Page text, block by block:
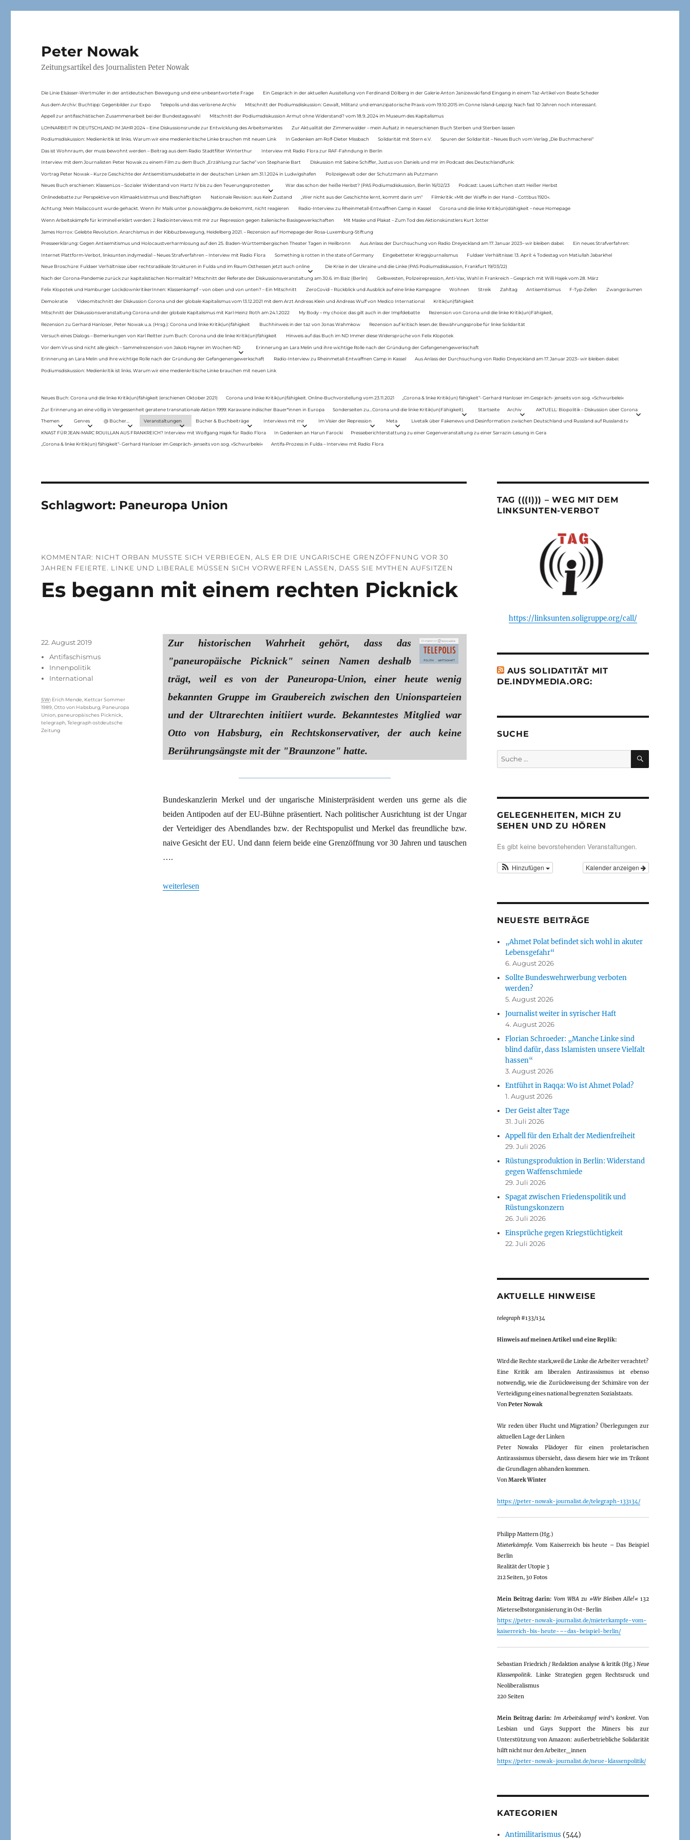
Peter Nowak
Zeitungsartikel des Journalisten Peter Nowak
Die Linie Elsässer-Wertmüller in der antideutschen Bewegung und eine unbeantwortete Frage Ein Gespräch in der aktuellen Ausstellung von Ferdinand Dölberg in der Galerie Anton Janizewski fand Eingang in einem Taz-Artikel von Beate Scheder
Aus dem Archiv: Buchtipp: Gegenbilder zur Expo Telepolis und das verlorene Archiv Mitschnitt der Podiumsdiskussion: Gewalt, Militanz und emanzipatorische Praxis vom 19.10.2015 im Conne Island-Leipzig: Nach fast 10 Jahren noch interessant.
Appell zur antifaschistischen Zusammenarbeit bei der Bundestagswahl Mitschnitt der Podiumsdiskussion Armut ohne Widerstand? vom 18.9..2024 im Museum des Kapitalismus
LOHNARBEIT IN DEUTSCHLAND IM JAHR 2024 – Eine Diskussionsrunde zur Entwicklung des Arbeitsmarktes Zur Aktualität der Zimmerwalder – mein Aufsatz in neuerschienen Buch Sterben und Sterben lassen
Podiumsdiskussion: Medienkritik ist links. Warum wir eine medienkritische Linke brauchen mit neuen Link In Gedenken am Rolf-Dieter Missbach Solidarität mit Stern e.V. Spuren der Solidarität – Neues Buch vom Verlag „Die Buchmacherei“
Das ist Wohnraum, der muss bewohnt werden – Beitrag aus dem Radio Stadtfilter Winterthur Interview mit Radio Flora zur RAF-Fahndung in Berlin
Interview mit dem Journalisten Peter Nowak zu einem Film zu dem Buch „Erzählung zur Sache“ von Stephanie Bart Diskussion mit Sabine Schiffer, Justus von Daniels und mir im Podcast des Deutschlandfunk:
Vortrag Peter Nowak – Kurze Geschichte der Antisemitismusdebatte in der deutschen Linken am 31.1.2024 in Ludwigshafen Polizeigewalt oder der Schutzmann als Putzmann
Neues Buch erschienen: KlassenLos – Sozialer Widerstand von Hartz IV bis zu den Teuerungsprotesten War das schon der heiße Herbst? (PAS Podiumsdiskussion, Berlin 16/02/23 Podcast: Laues Lüftchen statt Heißer Herbst
Onlinedebatte zur Perspektive von Klimaaktivistmus und Beschäftigten Nationale Revision: aus Kein Zustand „Wer nicht aus der Geschichte lernt, kommt darin um“ Filmkritik: »Mit der Waffe in der Hand – Cottbus 1920«.
Achtung: Mein Mailaccount wurde gehackt. Wenn ihr Mails unter p.nowak@gmx.de bekommt, nicht reagieren Radio-Interview zu Rheinmetall-Entwaffnen Camp in Kassel Corona und die linke Kritik(un)dähigkeit – neue Homepage
Wenn Arbeitskämpfe für kriminell erklärt werden: 2 Radiointerviews mit mir zur Repression gegen italienische Basisgewerkschaften Mit Maske und Plakat – Zum Tod des Aktionskünstlers Kurt Jotter
James Horrox: Gelebte Revolution. Anarchismus in der Kibbuzbewegung, Heidelberg 2021. – Rezension auf Homepage der Rosa-Luxemburg-Stiftung
Presseerklärung: Gegen Antisemitismus und Holocaustverharmlosung auf den 25. Baden-Württembergischen Theater Tagen in Heilbronn Aus Anlass der Durchsuchung von Radio Dreyeckland am 17.Januar 2023– wir bleiben dabei: Ein neues Strafverfahren:
Internet Plattform-Verbot, linksunten.indymedia1 – Neues Strafverfahren – Interview mit Radio Flora Something is rotten in the state of Germany Eingebetteter Kriegsjournalismus Fuldaer Verhältnisse: 13. April: 4 Todestag von Matiul­lah Jabarkhel
Neue Broschüre: Fuldaer Verhältnisse über rechtsradikale Strukturen in Fulda und im Raum Osthessen jetzt auch online Die Krise in der Ukraine und die Linke (PAS Podiumsdiskussion, Frankfurt 19/03/22)
Nach der Corona-Pandemie zurück zur kapitalistischen Normalität? Mitschnitt der Referate der Diskussionsveranstaltung am 30.6. im Baiz (Berlin) Gelbwesten, Polizeirepression, Anti-Vax, Wahl in Frankreich – Gespräch mit Willi Hajek vom 28. März
Felix Klopotek und Hamburger LockdownkritikerInnen: Klassenkampf – von oben und von unten? – Ein Mitschnitt ZeroCovid – Rückblick und Ausblick auf eine linke Kampagne Wohnen Streik Zahltag Antisemitismus F-Typ-Zellen Zwangsräumen
Demokratie Videomitschnitt der Diskussion Corona und der globale Kapitalismus vom 13.12.2021 mit dem Arzt Andreas Klein und Andreas Wulf von Medico International Kritik(un)fähigkeit
Mitschnitt der Diskussionsveranstaltung Corona und der globale Kapitalismus mit Karl-Heinz Roth am 24.1.2022 My Body – my choice: das gilt auch in der Impfdebatte Rezension von Corona und die linke Kritik(un)Fähigkeit,
Rezension zu Gerhard Hanloser, Peter Nowak u.a. (Hrsg.): Corona und linke Kritik(un)fähigkeit Buchhinweis in der taz von Jonas Wahmkow Rezension auf kritisch lesen.de: Bewährungsprobe für linke Solidarität
Versuch eines Dialogs – Bemerkungen von Karl Reitter zum Buch: Corona und die linke Kritik(un)fähigkeit Hinweis auf das Buch im ND Immer diese Widersprüche von Felix Klopotek
Vor dem Virus sind nicht alle gleich – Sammelrezension von Jakob Hayner im Wochen-ND Erinnerung an Lara Melin und ihre wichtige Rolle nach der Gründung der Gefangenengewerkschaft
Erinnerung an Lara Melin und ihre wichtige Rolle nach der Gründung der Gefangenengewerkschaft Radio-Interview zu Rheinmetall-Entwaffnen Camp in Kassel Aus Anlass der Durchsuchung von Radio Dreyeckland am 17.Januar 2023– wir bleiben dabei:
Podiumsdiskussion: Medienkritik ist links. Warum wir eine medienkritische Linke brauchen mit neuen Link
Neues Buch: Corona und die linke Kritik(un)fähigkeit (erschienen Oktober 2021) Corona und linke Kritik(un)fähigkeit. Online-Buchvorstellung vom 23.11.2021 „Corona & linke Kritik(un) fähigkeit“- Gerhard Hanloser im Gespräch- jenseits von sog. »Schwurbelei«
Zur Erinnerung an eine völlig in Vergessenheit geratene transnationale Aktion 1999: Karawane indischer Bauer*innen in Europa Sonderseiten zu…Corona und die linke Kritik(un)Fähigkeit). Startseite Archiv AKTUELL: Biopolitik – Diskussion über Corona
Themen Genres @ Bücher… Veranstaltungen Bücher & Buchbeiträge Interviews mit mir Im Visier der Repression Meta Livetalk über Fakenews und Desinformation zwischen Deutschland und Russland auf Russland.tv
KNAST FÜR JEAN-MARC ROUILLAN AUS FRANKREICH? Interview mit Wolfgang Hajek für Radio Flora In Gedenken an Harun Farocki Presseberichterstattung zu einer Gegenveranstaltung zu einer Sarrazin-Lesung in Gera
„Corona & linke Kritik(un) fähigkeit“- Gerhard Hanloser im Gespräch- jenseits von sog. »Schwurbelei« Antifa-Prozess in Fulda – Interview mit Radio Flora
Schlagwort: Paneuropa Union
KOMMENTAR: NICHT ORBAN MUSSTE SICH VERBIEGEN, ALS ER DIE UNGARISCHE GRENZÖFFNUNG VOR 30
JAHREN FEIERTE. LINKE UND LIBERALE MÜSSEN SICH VORWERFEN LASSEN, DASS SIE MYTHEN AUFSITZEN
Es begann mit einem rechten Picknick
Zur historischen Wahrheit gehört, dass das
"paneuropäische Picknick" seinen Namen deshalb
trägt, weil es von der Paneuropa-Union, einer heute wenig
bekannten Gruppe im Graubereich zwischen den Unionsparteien
und der Ultrarechten initiiert wurde. Bekanntestes Mitglied war
Otto von Habsburg, ein Rechtskonservativer, der auch keine
Berührungsängste mit der "Braunzone" hatte.
Bundeskanzlerin Merkel und der ungarische Ministerpräsident werden uns gerne als die
beiden Antipoden auf der EU-Bühne präsentiert. Nach politischer Ausrichtung ist der Ungar
der Verteidiger des Abendlandes bzw. der Rechtspopulist und Merkel das freundliche bzw.
naive Gesicht der EU. Und dann feiern beide eine Grenzöffnung vor 30 Jahren und tauschen
….
„Es begann mit einem rechten Picknick“
weiterlesen
Veröffentlicht
22. August 2019
Kategorien
Antifaschismus
Innenpolitik
International
Schlagwörter
SW: Erich Mende Kettcar Sommer
1989 ,Otto von Habsburg Paneuropa
Union paneuropäisches Picknick
telegraph ,Telegraph ostdeutsche
Zeitung
TAG (((I))) – WEG MIT DEM
LINKSUNTEN-VERBOT
https://linksunten.soligruppe.org/call/
AUS SOLIDATITÄT MIT
DE.INDYMEDIA.ORG:
SUCHE
Suche
nach:
SUCHEN
GELEGENHEITEN, MICH ZU
SEHEN UND ZU HÖREN
Es gibt keine bevorstehenden Veranstaltungen.
Kalender anzeigen
Hinzufügen
NEUESTE BEITRÄGE
„Ahmet Polat befindet sich wohl in akuter
Lebensgefahr“
6. August 2026
Sollte Bundeswehrwerbung verboten
werden?
5. August 2026
Journalist weiter in syrischer Haft
4. August 2026
Florian Schroeder: „Manche Linke sind
blind dafür, dass Islamisten unsere Vielfalt
hassen“
3. August 2026
Entführt in Raqqa: Wo ist Ahmet Polad?
1. August 2026
Der Geist alter Tage
31. Juli 2026
Appell für den Erhalt der Medienfreiheit
29. Juli 2026
Rüstungsproduktion in Berlin: Widerstand
gegen Waffenschmiede
29. Juli 2026
Spagat zwischen Friedenspolitik und
Rüstungskonzern
26. Juli 2026
Einsprüche gegen Kriegstüchtigkeit
22. Juli 2026
AKTUELLE HINWEISE
telegraph#133/134
Hinweis auf meinen Artikel und eine Replik:
Wird die Rechte stark,weil die Linke die Arbeiter verachtet?
Eine Kritik am liberalen Antirassismus ist ebenso
notwendig, wie die Zurückweisung der Schimäre von der
Verteidigung eines national begrenzten Sozialstaats.
VonPeter Nowak
Wir reden über Flucht und Migration? Überlegungen zur
aktuellen Lage der Linken
Peter Nowaks Plädoyer für einen proletarischen
Antirassismus übersieht, dass diesem hier wie im Trikont
die Grundlagen abhanden kommen.
VonMarek Winter
https://peter-nowak-journalist.de/telegraph-133134/
Philipp Mattern (Hg.)
Mieterkämpfe. Vom Kaiserreich bis heute – Das Beispiel
Berlin
Realität der Utopie 3
212 Seiten, 30 Fotos
Mein Beitrag darin: Vom WBA zu »Wir Bleiben Alle!«132
Mieterselbstorganisierung in Ost-Berlin
https://peter-nowak-journalist.de/mieterkampfe-vom-
kaiserreich-bis-heute-–-das-beispiel-berlin/
Sebastian Friedrich / Redaktion analyse & kritik (Hg.) Neue
Klassenpolitik. Linke Strategien gegen Rechtsruck und
Neoliberalismus
220 Seiten
Mein Beitrag darin: Im Arbeitskampf wird’s konkret. Von
Lesbian und Gays Support the Miners bis zur
Unterstützung von Amazon: außerbetriebliche Solidarität
hilft nicht nur den Arbeiter_innen
https://peter-nowak-journalist.de/neue-klassenpolitik/
KATEGORIEN
Antimilitarismus (544)